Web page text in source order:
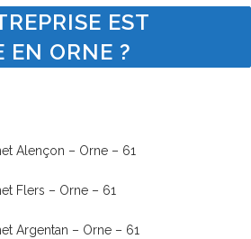
EST
EN ORNE ?
Alençon – Orne – 61
Flers – Orne – 61
Argentan – Orne – 61